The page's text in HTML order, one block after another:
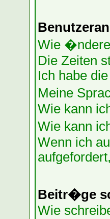
Wie
Die Zeiten
Ich habe
Meine
Wie kann
Wie kann
Wenn ich
Beitr�ge
Wie